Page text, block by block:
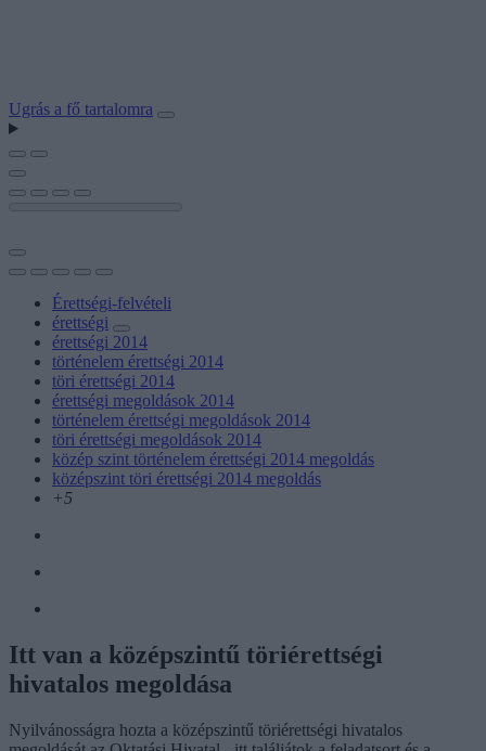
Ugrás a fő tartalomra
Érettségi-felvételi
érettségi
érettségi 2014
történelem érettségi 2014
töri érettségi 2014
érettségi megoldások 2014
történelem érettségi megoldások 2014
töri érettségi megoldások 2014
közép szint történelem érettségi 2014 megoldás
középszint töri érettségi 2014 megoldás
+5
Itt van a középszintű töriérettségi
hivatalos megoldása
Nyilvánosságra hozta a középszintű töriérettségi hivatalos